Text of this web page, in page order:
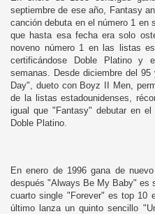
septiembre de ese año, Fantasy
canción debuta en el número 1 en
que hasta esa fecha era solo
noveno número 1 en las listas
certificándose Doble Platino
semanas. Desde diciembre del
Day", dueto con Boyz II Men,
de la listas estadounidenses,
igual que "Fantasy" debutar en
Doble Platino.
En enero de 1996 gana de
después "Always Be My Baby" es
cuarto single "Forever" es top 10
último lanza un quinto sencillo